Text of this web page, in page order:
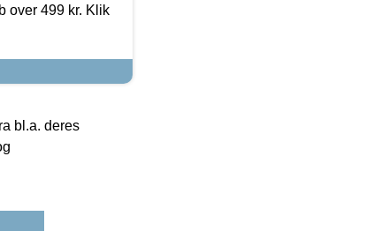
over 499 kr. Klik
bl.a. deres